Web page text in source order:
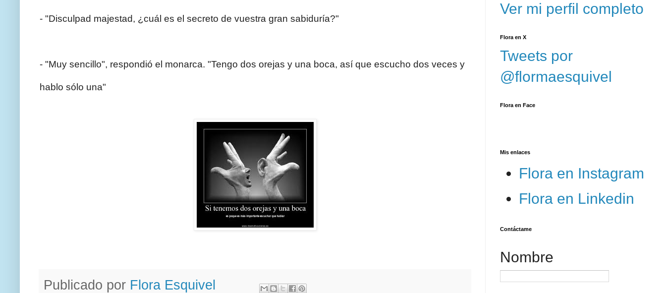
- "Disculpad majestad, ¿cuál es el secreto de vuestra gran sabiduría?"
- "Muy sencillo", respondió el monarca. "Tengo dos orejas y una boca, así que escucho dos veces y
hablo sólo una"
Publicado por Flora Esquivel
Ver mi perfil completo
Flora en X
Tweets por
@flormaesquivel
Flora en Face
Mis enlaces
Flora en Instagram
Flora en Linkedin
Contáctame
Nombre